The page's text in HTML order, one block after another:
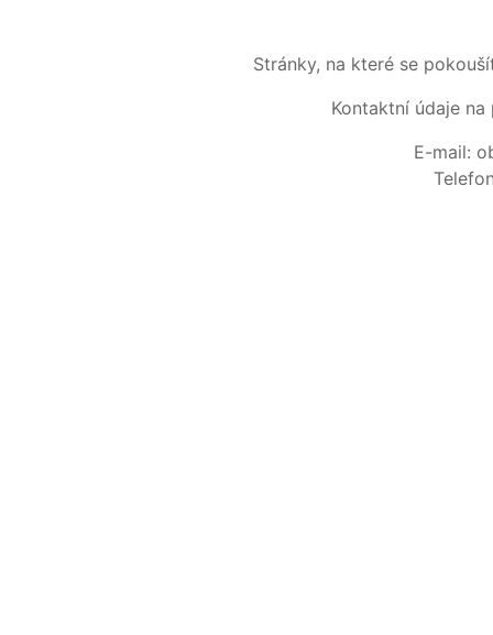
Stránky, na které se
Kontaktní údaje
E-mail: